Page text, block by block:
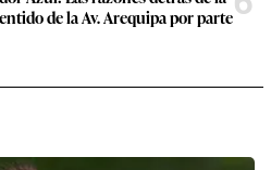
de la Av. Arequipa por parte